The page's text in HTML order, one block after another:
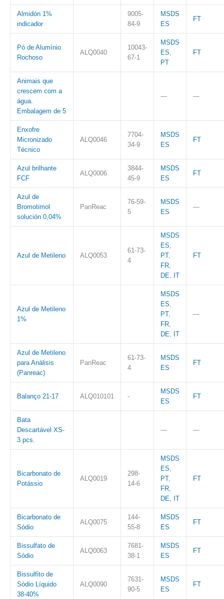
Almidón 1%
indicador
9005-
84-9
MSDS
ES
FT
Pó de Alumínio
Rochoso
ALQ0040
10043-
67-1
MSDS
ES,
PT
FT
Animais que
crescem com a
água.
Embalagem de 5
— —
Enxofre
Micronizado
Técnico
ALQ0046
7704-
34-9
MSDS
ES
FT
Azul brilhante
FCF
ALQ0006
3844-
45-9
MSDS
ES
FT
Azul de
Bromotimol
solución 0,04%
PanReac
76-59-
5
MSDS
ES
—
Azul de Metileno ALQ0053
61-73-
4
MSDS
ES,
PT,
FR,
DE, IT
FT
Azul de Metileno
1%
MSDS
ES,
PT,
FR,
DE, IT
—
Azul de Metileno
para Análisis
(Panreac)
PanReac
61-73-
4
MSDS
ES
FT
Balanço 21-17 ALQ010101 -
MSDS
ES
FT
Bata
Descartável XS-
3 pcs.
— —
Bicarbonato de
Potássio
ALQ0019
298-
14-6
MSDS
ES,
PT,
FR,
DE, IT
FT
Bicarbonato de
Sódio
ALQ0075
144-
55-8
MSDS
ES
FT
Bissulfato de
Sódio
ALQ0063
7681-
38-1
MSDS
ES
FT
Bissulfito de
Sódio Líquido
38-40%
ALQ0090
7631-
90-5
MSDS
ES
FT